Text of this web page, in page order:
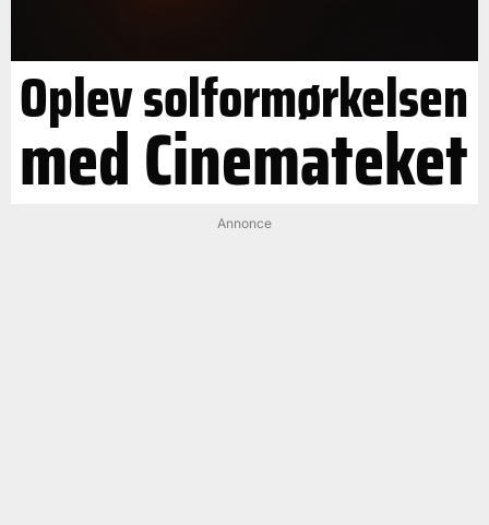
Oplev solformørkelsen
med Cinemateket
Annonce